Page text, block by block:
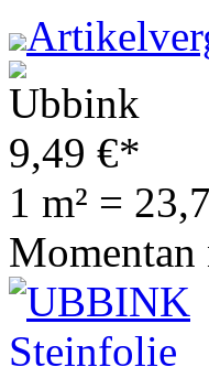
9,49 €*
1 m² =